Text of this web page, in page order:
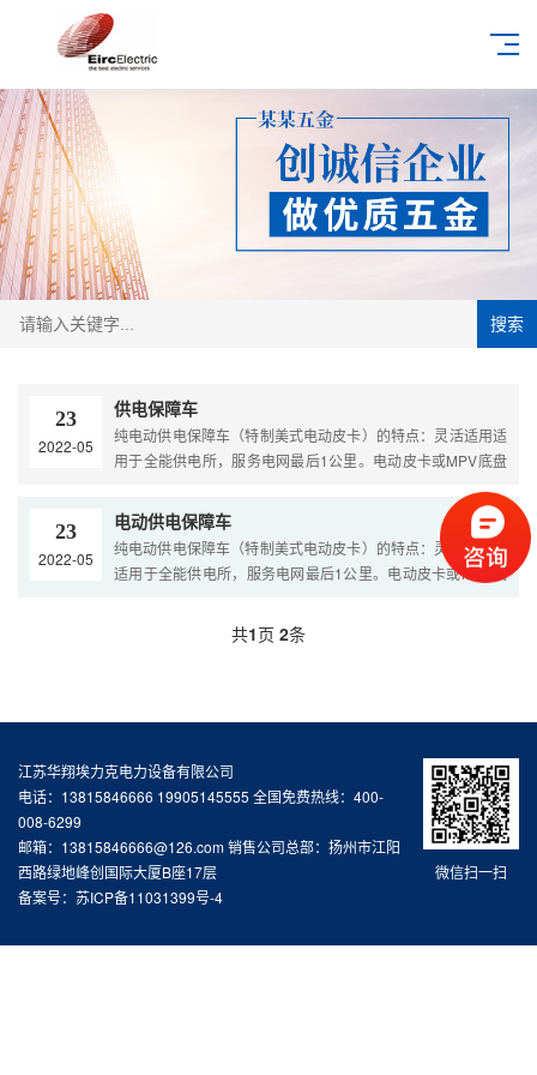
搜索
23
2022-05
供电保障车
纯电动供电保障车（特制美式电动皮卡）的特点：灵活适用适
用于全能供电所，服务电网最后1公里。电动皮卡或MPV底盘
2+3舒适座椅满足5人内班组用车需求。...
23
2022-05
电动供电保障车
纯电动供电保障车（特制美式电动皮卡）的特点：灵活适用，
适用于全能供电所，服务电网最后1公里。电动皮卡或MPV底
2+3舒适座椅满足5人内班组用车需求...
共1页 2条
微信扫一扫
江苏华翔埃力克电力设备有限公司
电话：13815846666 19905145555 全国免费热线：400-
008-6299
邮箱：13815846666@126.com 销售公司总部：扬州市江阳
西路绿地峰创国际大厦B座17层
备案号： 苏ICP备11031399号-4